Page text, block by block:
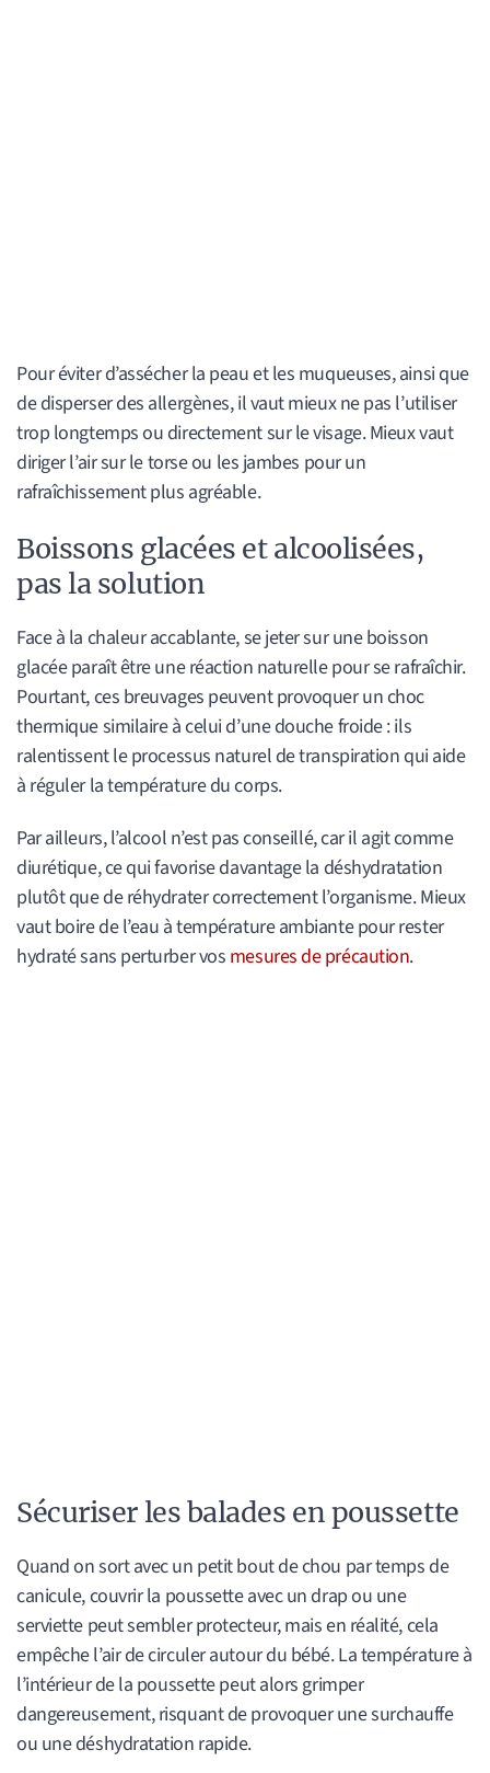
Pour éviter d’assécher la peau et les muqueuses, ainsi que
de disperser des allergènes, il vaut mieux ne pas l’utiliser
trop longtemps ou directement sur le visage. Mieux vaut
diriger l’air sur le torse ou les jambes pour un
rafraîchissement plus agréable.
Boissons glacées et alcoolisées,
pas la solution
Face à la chaleur accablante, se jeter sur une boisson
glacée paraît être une réaction naturelle pour se rafraîchir.
Pourtant, ces breuvages peuvent provoquer un choc
thermique similaire à celui d’une douche froide : ils
ralentissent le processus naturel de transpiration qui aide
à réguler la température du corps.
Par ailleurs, l’alcool n’est pas conseillé, car il agit comme
diurétique, ce qui favorise davantage la déshydratation
plutôt que de réhydrater correctement l’organisme. Mieux
vaut boire de l’eau à température ambiante pour rester
hydraté sans perturber vos mesures de précaution.
Sécuriser les balades en poussette
Quand on sort avec un petit bout de chou par temps de
canicule, couvrir la poussette avec un drap ou une
serviette peut sembler protecteur, mais en réalité, cela
empêche l’air de circuler autour du bébé. La température à
l’intérieur de la poussette peut alors grimper
dangereusement, risquant de provoquer une surchauffe
ou une déshydratation rapide.